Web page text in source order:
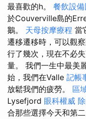
最喜歡的h。 餐飲設
於Couverville島的
鵝。 天母按摩療程 當
遷移遷移時，可以觀
行了幾次，現在不必
量。 我們一生中最美
始，我們在Valle 記帳
放鬆我們的疲勞。 區
Lysefjord 眼科權威
合那些選擇今天和第